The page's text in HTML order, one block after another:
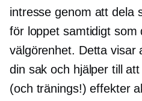
intresse genom att dela
för loppet samtidigt som
välgörenhet. Detta visar
din sak och hjälper till
(och tränings!) effekter